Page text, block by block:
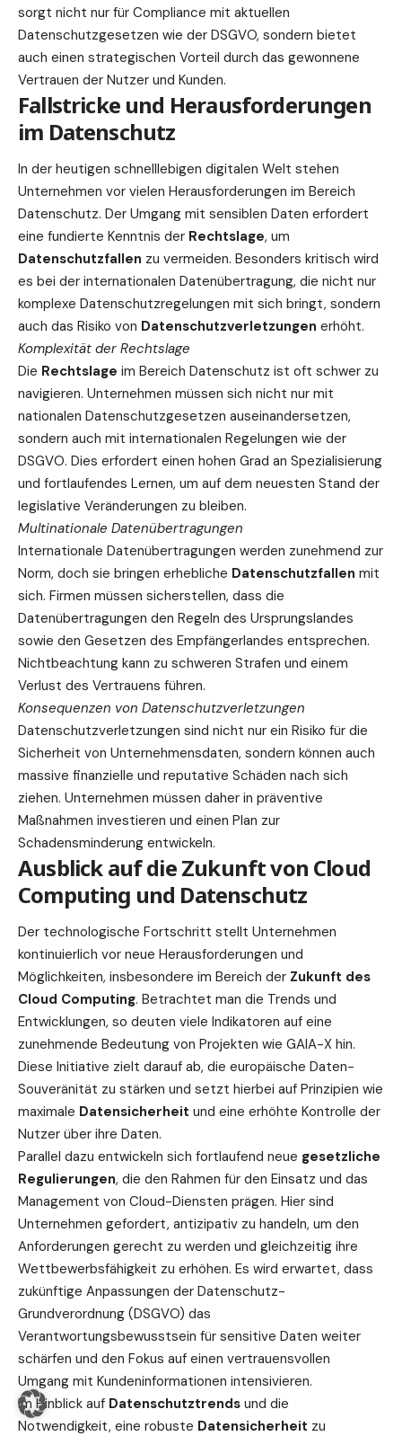
sorgt nicht nur für Compliance mit aktuellen
Datenschutzgesetzen wie der DSGVO, sondern bietet
auch einen strategischen Vorteil durch das gewonnene
Vertrauen der Nutzer und Kunden.
Fallstricke und Herausforderungen
im Datenschutz
In der heutigen schnelllebigen digitalen Welt stehen
Unternehmen vor vielen Herausforderungen im Bereich
Datenschutz. Der Umgang mit sensiblen Daten erfordert
eine fundierte Kenntnis der Rechtslage, um
Datenschutzfallen zu vermeiden. Besonders kritisch wird
es bei der internationalen Datenübertragung, die nicht nur
komplexe Datenschutzregelungen mit sich bringt, sondern
auch das Risiko von Datenschutzverletzungen erhöht.
Komplexität der Rechtslage
Die Rechtslage im Bereich Datenschutz ist oft schwer zu
navigieren. Unternehmen müssen sich nicht nur mit
nationalen Datenschutzgesetzen auseinandersetzen,
sondern auch mit internationalen Regelungen wie der
DSGVO. Dies erfordert einen hohen Grad an Spezialisierung
und fortlaufendes Lernen, um auf dem neuesten Stand der
legislative Veränderungen zu bleiben.
Multinationale Datenübertragungen
Internationale Datenübertragungen werden zunehmend zur
Norm, doch sie bringen erhebliche Datenschutzfallen mit
sich. Firmen müssen sicherstellen, dass die
Datenübertragungen den Regeln des Ursprungslandes
sowie den Gesetzen des Empfängerlandes entsprechen.
Nichtbeachtung kann zu schweren Strafen und einem
Verlust des Vertrauens führen.
Konsequenzen von Datenschutzverletzungen
Datenschutzverletzungen sind nicht nur ein Risiko für die
Sicherheit von Unternehmensdaten, sondern können auch
massive finanzielle und reputative Schäden nach sich
ziehen. Unternehmen müssen daher in präventive
Maßnahmen investieren und einen Plan zur
Schadensminderung entwickeln.
Ausblick auf die Zukunft von Cloud
Computing und Datenschutz
Der technologische Fortschritt stellt Unternehmen
kontinuierlich vor neue Herausforderungen und
Möglichkeiten, insbesondere im Bereich der Zukunft des
Cloud Computing. Betrachtet man die Trends und
Entwicklungen, so deuten viele Indikatoren auf eine
zunehmende Bedeutung von Projekten wie GAIA-X hin.
Diese Initiative zielt darauf ab, die europäische Daten-
Souveränität zu stärken und setzt hierbei auf Prinzipien wie
maximale Datensicherheit und eine erhöhte Kontrolle der
Nutzer über ihre Daten.
Parallel dazu entwickeln sich fortlaufend neue gesetzliche
Regulierungen, die den Rahmen für den Einsatz und das
Management von Cloud-Diensten prägen. Hier sind
Unternehmen gefordert, antizipativ zu handeln, um den
Anforderungen gerecht zu werden und gleichzeitig ihre
Wettbewerbsfähigkeit zu erhöhen. Es wird erwartet, dass
zukünftige Anpassungen der Datenschutz-
Grundverordnung (DSGVO) das
Verantwortungsbewusstsein für sensitive Daten weiter
schärfen und den Fokus auf einen vertrauensvollen
Umgang mit Kundeninformationen intensivieren.
Im Hinblick auf Datenschutztrends und die
Notwendigkeit, eine robuste Datensicherheit zu